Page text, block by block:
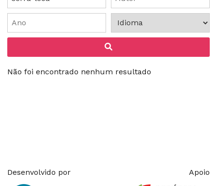
Não foi encontrado nenhum resultado
Desenvolvido por Apoio